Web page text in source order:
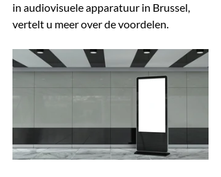
in audiovisuele apparatuur in Brussel,
vertelt u meer over de voordelen.